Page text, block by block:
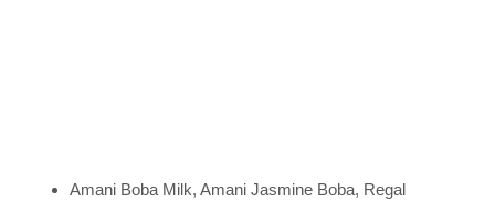
Amani Boba Milk, Amani Jasmine Boba, Regal